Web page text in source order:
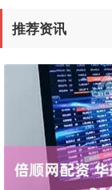
推荐资讯